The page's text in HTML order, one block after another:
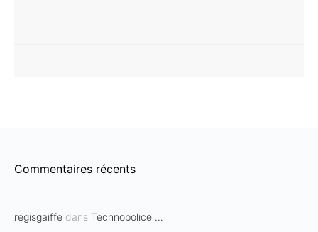
Commentaires récents
regisgaiffe dans Technopolice …